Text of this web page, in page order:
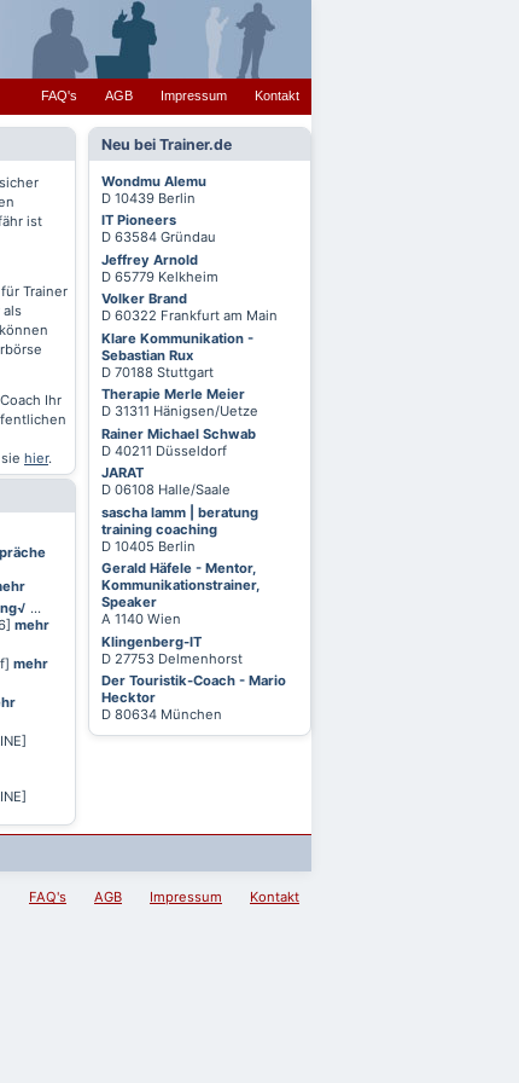
FAQ's AGB Impressum Kontakt
Neu bei Trainer.de
Wondmu Alemu
D 10439 Berlin
IT Pioneers
D 63584 Gründau
Jeffrey Arnold
D 65779 Kelkheim
Volker Brand
D 60322 Frankfurt am Main
Klare Kommunikation -
Sebastian Rux
D 70188 Stuttgart
Therapie Merle Meier
D 31311 Hänigsen/Uetze
Rainer Michael Schwab
D 40211 Düsseldorf
JARAT
D 06108 Halle/Saale
sascha lamm | beratung
training coaching
D 10405 Berlin
Gerald Häfele - Mentor,
Kommunikationstrainer,
Speaker
A 1140 Wien
Klingenberg-IT
D 27753 Delmenhorst
Der Touristik-Coach - Mario
Hecktor
D 80634 München
ist
Trainer
als
Ihr
hier.
...
mehr
mehr
FAQ's AGB Impressum Kontakt